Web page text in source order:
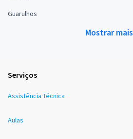
Guarulhos
Mostrar mais
Serviços
Assistência Técnica
Aulas